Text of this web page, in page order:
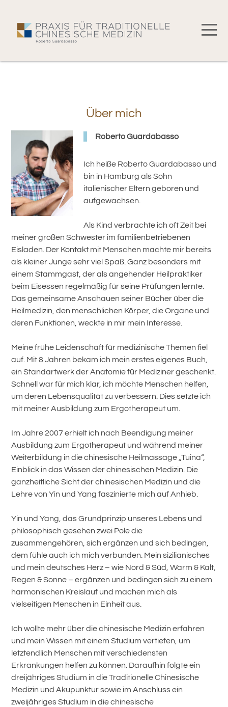
Über mich
Roberto Guardabasso
Ich heiße Roberto Guardabasso und
bin in Hamburg als Sohn
italienischer Eltern geboren und
aufgewachsen.
Als Kind verbrachte ich oft Zeit bei
meiner großen Schwester im familienbetriebenen
Eisladen. Der Kontakt mit Menschen machte mir bereits
als kleiner Junge sehr viel Spaß. Ganz besonders mit
einem Stammgast, der als angehender Heilpraktiker
beim Eisessen regelmäßig für seine Prüfungen lernte.
Das gemeinsame Anschauen seiner Bücher über die
Heilmedizin, den menschlichen Körper, die Organe und
deren Funktionen, weckte in mir mein Interesse.
Meine frühe Leidenschaft für medizinische Themen fiel
auf. Mit 8 Jahren bekam ich mein erstes eigenes Buch,
ein Standartwerk der Anatomie für Mediziner geschenkt.
Schnell war für mich klar, ich möchte Menschen helfen,
um deren Lebensqualität zu verbessern. Dies setzte ich
mit meiner Ausbildung zum Ergotherapeut um.
Im Jahre 2007 erhielt ich nach Beendigung meiner
Ausbildung zum Ergotherapeut und während meiner
Weiterbildung in die chinesische Heilmassage „Tuina“,
Einblick in das Wissen der chinesischen Medizin. Die
ganzheitliche Sicht der chinesischen Medizin und die
Lehre von Yin und Yang faszinierte mich auf Anhieb.
Yin und Yang, das Grundprinzip unseres Lebens und
philosophisch gesehen zwei Pole die
zusammengehören, sich ergänzen und sich bedingen,
dem fühle auch ich mich verbunden. Mein sizilianisches
und mein deutsches Herz – wie Nord & Süd, Warm & Kalt,
Regen & Sonne – ergänzen und bedingen sich zu einem
harmonischen Kreislauf und machen mich als
vielseitigen Menschen in Einheit aus.
Ich wollte mehr über die chinesische Medizin erfahren
und mein Wissen mit einem Studium vertiefen, um
letztendlich Menschen mit verschiedensten
Erkrankungen helfen zu können. Daraufhin folgte ein
dreijähriges Studium in die Traditionelle Chinesische
Medizin und Akupunktur sowie im Anschluss ein
zweijähriges Studium in die chinesische